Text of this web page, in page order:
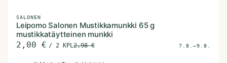
SALONEN
Leipomo Salonen Mustikkamunkki 65 g
mustikkatäytteinen munkki
2,00 € / 2 KPL2,98€ 7.8.–9.8.